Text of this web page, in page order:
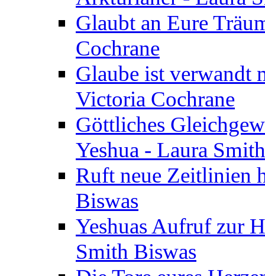
Glaubt an Eure
Cochrane
Glaube ist verwandt
Victoria Cochrane
Göttliches
Yeshua - Laura
Ruft neue Zeitlinien
Biswas
Yeshuas Aufruf zur
Smith Biswas